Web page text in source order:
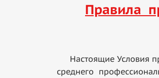
Правила
Настоящие Условия
среднего